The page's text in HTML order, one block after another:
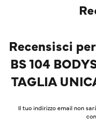
Recensisci
BS 104
TAGLIA
Il tuo indirizzo email non